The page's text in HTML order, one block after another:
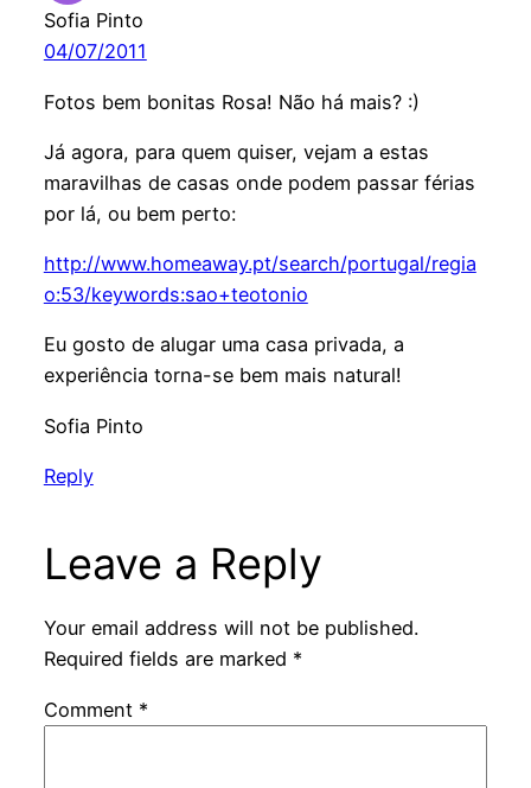
Sofia Pinto
04/07/2011
Fotos bem bonitas Rosa! Não há mais? :)
Já agora, para quem quiser, vejam a estas
maravilhas de casas onde podem passar férias
por lá, ou bem perto:
http://www.homeaway.pt/search/portugal/regia
o:53/keywords:sao+teotonio
Eu gosto de alugar uma casa privada, a
experiência torna-se bem mais natural!
Sofia Pinto
Reply
Leave a Reply
Your email address will not be published.
Required fields are marked *
Comment *